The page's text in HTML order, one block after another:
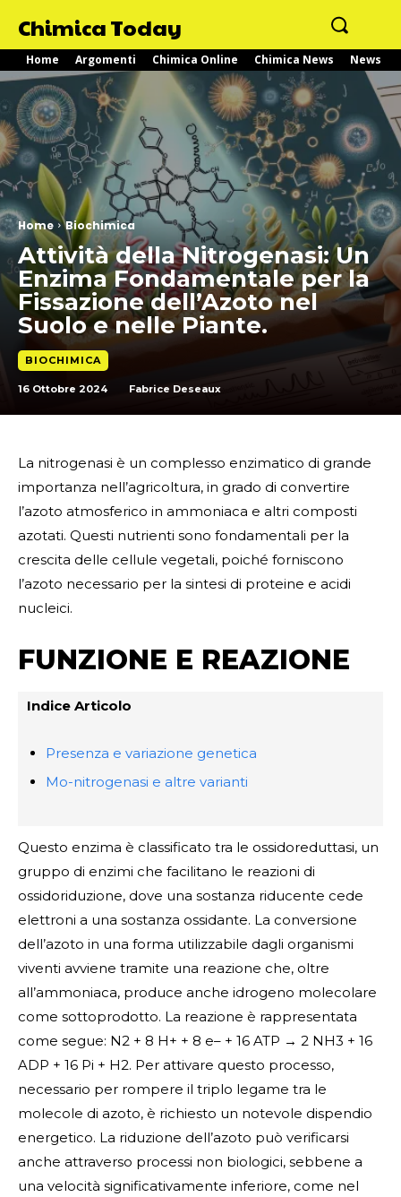
Chimica Today
Home Argomenti Chimica Online Chimica News News
Home Biochimica
Attività della Nitrogenasi: Un
Enzima Fondamentale per la
Fissazione dell’Azoto nel
Suolo e nelle Piante.
BIOCHIMICA
16 Ottobre 2024 Fabrice Deseaux
La nitrogenasi è un complesso enzimatico di grande
importanza nell’agricoltura, in grado di convertire
l’azoto atmosferico in ammoniaca e altri composti
azotati. Questi nutrienti sono fondamentali per la
crescita delle cellule vegetali, poiché forniscono
l’azoto necessario per la sintesi di proteine e acidi
nucleici.
FUNZIONE E REAZIONE
Indice Articolo
Presenza e variazione genetica
Mo-nitrogenasi e altre varianti
Questo enzima è classificato tra le ossidoreduttasi, un
gruppo di enzimi che facilitano le reazioni di
ossidoriduzione, dove una sostanza riducente cede
elettroni a una sostanza ossidante. La conversione
dell’azoto in una forma utilizzabile dagli organismi
viventi avviene tramite una reazione che, oltre
all’ammoniaca, produce anche idrogeno molecolare
come sottoprodotto. La reazione è rappresentata
come segue: N2 + 8 H+ + 8 e– + 16 ATP → 2 NH3 + 16
ADP + 16 Pi + H2. Per attivare questo processo,
necessario per rompere il triplo legame tra le
molecole di azoto, è richiesto un notevole dispendio
energetico. La riduzione dell’azoto può verificarsi
anche attraverso processi non biologici, sebbene a
una velocità significativamente inferiore, come nel